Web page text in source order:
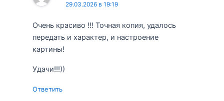
29.03.2026 в 19:19
Очень красиво !!! Точная копия, удалось
передать и характер, и настроение
картины!
Удачи!!!))
Ответить